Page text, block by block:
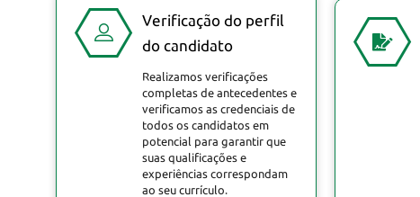
Verificação do perfil
do candidato
Realizamos verificações
completas de antecedentes e
verificamos as credenciais de
todos os candidatos em
potencial para garantir que
suas qualificações e
experiências correspondam
ao seu currículo.